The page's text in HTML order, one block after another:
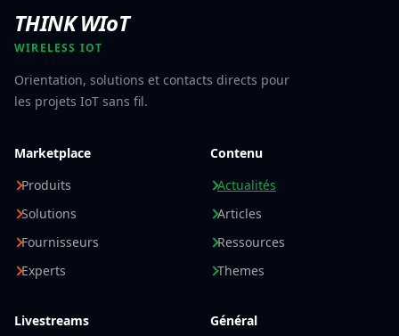
THINK WIoT
WIRELESS IOT
Orientation, solutions et contacts directs pour
les projets IoT sans fil.
Marketplace
Produits
Solutions
Fournisseurs
Experts
Contenu
Actualités
Articles
Ressources
Themes
Livestreams Général